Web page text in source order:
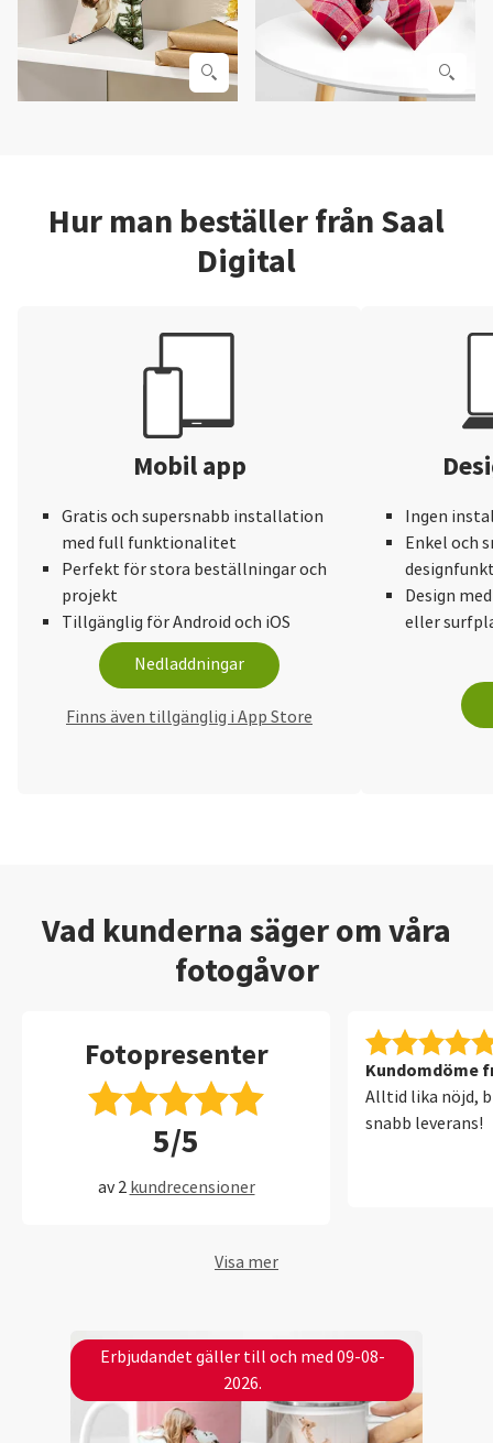
Hur man beställer från Saal
Digital
Mobil app
Gratis och supersnabb installation
med full funktionalitet
Perfekt för stora beställningar och
projekt
Tillgänglig för Android och iOS
Nedladdningar
Finns även tillgänglig i App Store
Ingen
Enkel och
Design
eller
Vad kunderna säger om våra
fotogåvor
Fotopresenter
5/5
av 2 kundrecensioner
Kundomdöme
Alltid lika nöjd,
snabb leverans!
Visa mer
Erbjudandet gäller till och med 09-08-
2026.